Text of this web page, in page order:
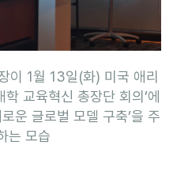
이 1월 13일(화) 미국 애리
교육혁신 총장단 회의’에
운 글로벌 모델 구축’을 주
는 모습